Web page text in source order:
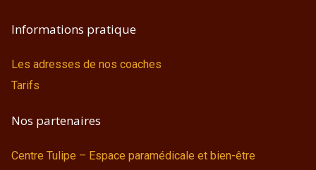
Informations pratique
Les adresses de nos coaches
Tarifs
Nos partenaires
Centre Tulipe – Espace paramédicale et bien-être